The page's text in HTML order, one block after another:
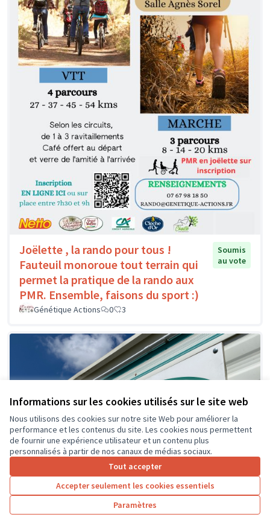
Informations sur les cookies utilisés sur le site web
Nous utilisons des cookies sur notre site Web pour améliorer la
performance et les contenus du site. Les cookies nous permettent
de fournir une expérience utilisateur et un contenu plus
personnalisés à partir de nos canaux de médias sociaux.
Tout accepter
Accepter seulement les cookies essentiels
Paramètres
Joëlette , la rando pour tous !
Fauteuil monoroue tout terrain qui
permet la pratique de la rando aux
PMR. Ensemble, faisons du sport :)
Soumis
au vote
Génétique Actions 0 3